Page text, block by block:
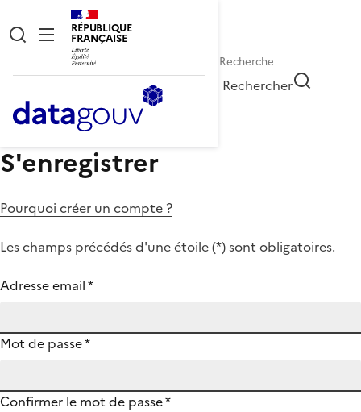
RÉPUBLIQUE
FRANÇAISE
Rechercher
S'enregistrer
Pourquoi créer un compte ?
Les champs précédés d'une étoile (*) sont obligatoires.
Adresse email*
Mot de passe*
Confirmer le mot de passe*